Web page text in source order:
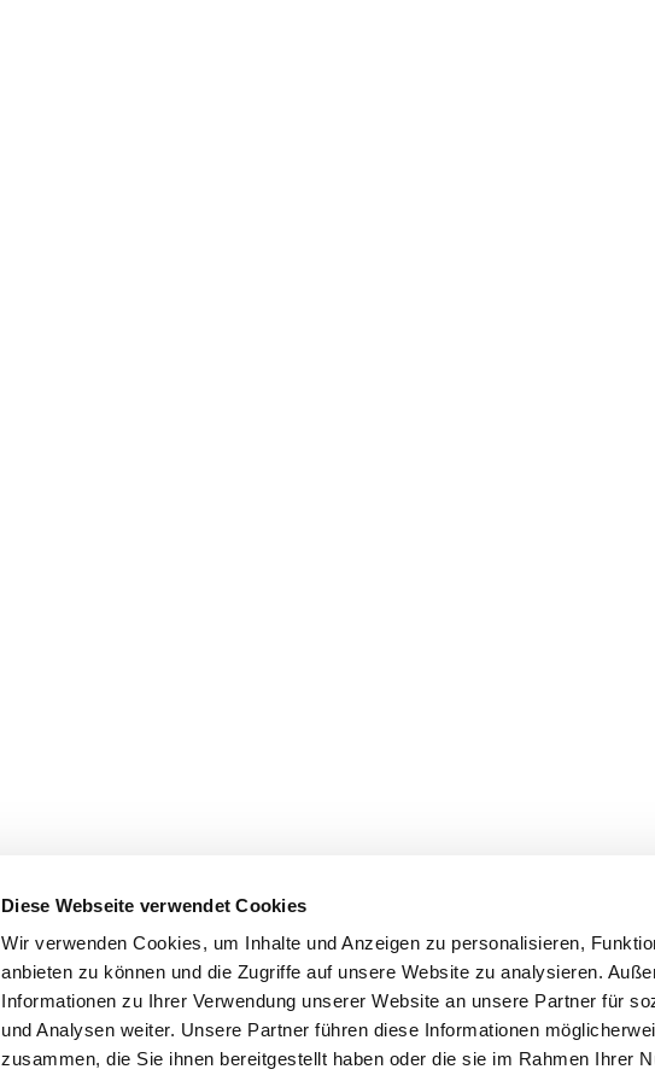
Diese Webseite verwendet Cookies
Wir verwenden Cookies, um Inhalte und Anzeigen zu personalisieren,
anbieten zu können und die Zugriffe auf unsere Website zu analysieren.
Informationen zu Ihrer Verwendung unserer Website an unsere Partner für
und Analysen weiter. Unsere Partner führen diese Informationen
zusammen, die Sie ihnen bereitgestellt haben oder die sie im Rahmen Ihrer